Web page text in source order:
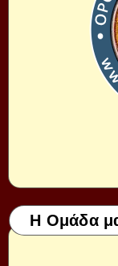
Η Ομάδα